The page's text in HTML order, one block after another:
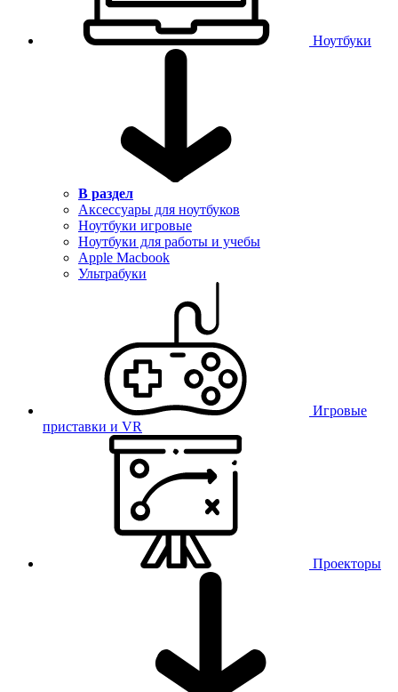
Ноутбуки
В раздел
Аксессуары для ноутбуков
Ноутбуки игровые
Ноутбуки для работы и учебы
Apple Macbook
Ультрабуки
Игровые
приставки и VR
Проекторы